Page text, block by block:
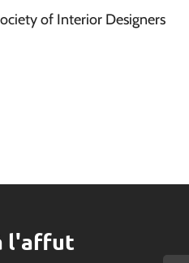
of Interior Designers
l'affut